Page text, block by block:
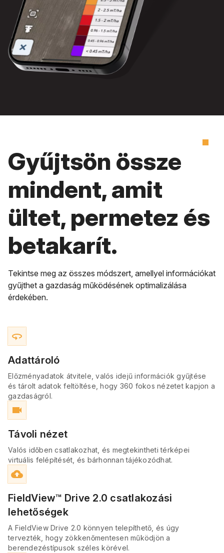
Gyűjtsön össze
mindent, amit
ültet, permetez és
betakarít.
Tekintse meg az összes módszert, amellyel információkat
gyűjthet a gazdaság működésének optimalizálása
érdekében.
360
Adattároló
Előzményadatok átvitele, valós idejű információk gyűjtése
és tárolt adatok feltöltése, hogy 360 fokos nézetet kapjon a
gazdaságról.
videocam
Távoli nézet
Valós időben csatlakozhat, és megtekintheti térképei
virtuális felépítését, és bárhonnan tájékozódhat.
cloud_upload
FieldView™ Drive 2.0 csatlakozási
lehetőségek
A FieldView Drive 2.0 könnyen telepíthető, és úgy
tervezték, hogy zökkenőmentesen működjön a
berendezéstípusok széles körével.